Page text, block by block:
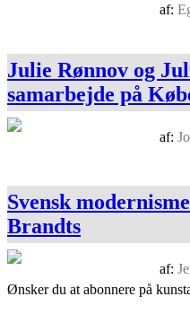
af:
Julie Rønnov og
samarbejde på
af:
Svensk
Brandts
af:
Ønsker du at abonnere på